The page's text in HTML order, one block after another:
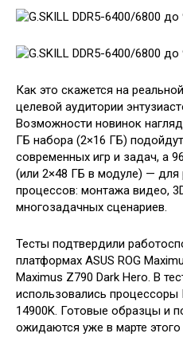
Как это скажется на
целевой аудитории
Возможности новинок
ГБ набора (2×16 ГБ)
современных игр и задач, а
(или 2×48 ГБ в модуле) — для
процессов: монтажа видео,
многозадачных сценариев.
Тесты подтвердили
платформах ASUS ROG
Maximus Z790 Dark Hero. В
использовались процессоры
14900K. Готовые образцы и
ожидаются уже в марте этого